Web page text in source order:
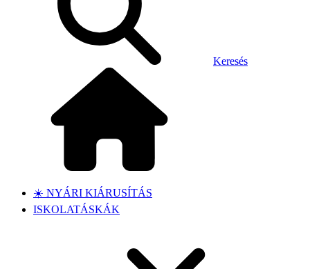
Keresés
☀️ NYÁRI KIÁRUSÍTÁS
ISKOLATÁSKÁK